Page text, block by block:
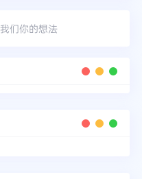
们你的想法